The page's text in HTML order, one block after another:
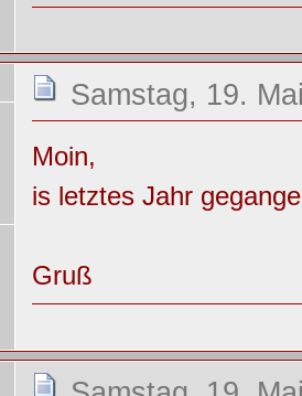
Samstag, 19.
Moin,
is letztes Jahr
Gruß